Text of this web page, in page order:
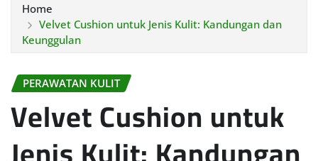
Home
Velvet Cushion untuk Jenis Kulit: Kandungan dan
Keunggulan
PERAWATAN KULIT
Velvet Cushion untuk